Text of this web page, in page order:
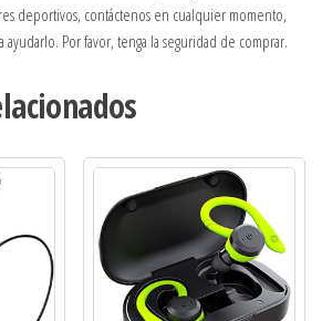
deportivos, contáctenos en cualquier momento,
ayudarlo. Por favor, tenga la seguridad de comprar.